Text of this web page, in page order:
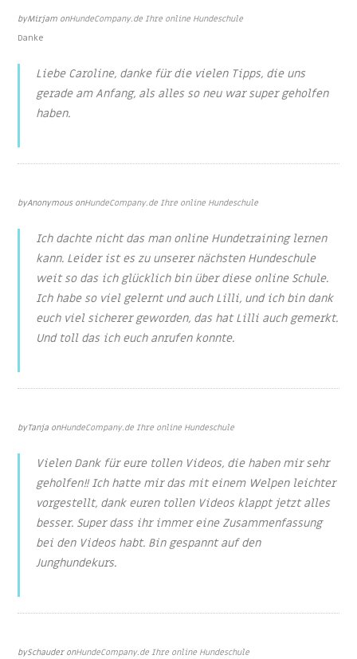
byMirjam onHundeCompany.de Ihre online Hundeschule
Danke
Liebe Caroline, danke für die vielen Tipps, die uns
gerade am Anfang, als alles so neu war super geholfen
haben.
byAnonymousonHundeCompany.de Ihre online Hundeschule
Ich dachte nicht das man online Hundetraining lernen
kann. Leider ist es zu unserer nächsten Hundeschule
weit so das ich glücklich bin über diese online Schule.
Ich habe so viel gelernt und auch Lilli, und ich bin dank
euch viel sicherer geworden, das hat Lilli auch gemerkt.
Und toll das ich euch anrufen konnte.
byTanja onHundeCompany.de Ihre online Hundeschule
Vielen Dank für eure tollen Videos, die haben mir sehr
geholfen!! Ich hatte mir das mit einem Welpen leichter
vorgestellt, dank euren tollen Videos klappt jetzt alles
besser. Super dass ihr immer eine Zusammenfassung
bei den Videos habt. Bin gespannt auf den
Junghundekurs.
bySchauderonHundeCompany.de Ihre online Hundeschule